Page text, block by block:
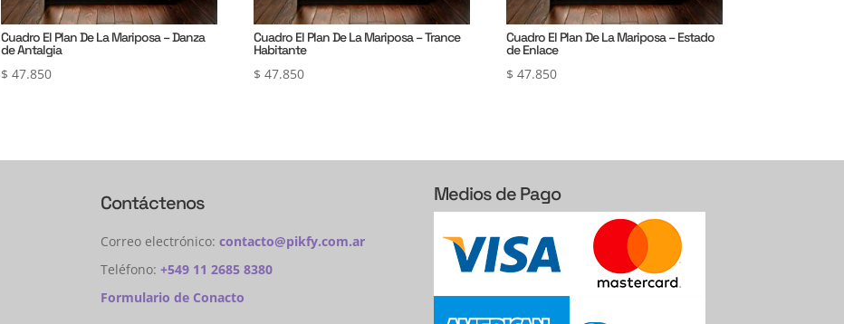
Cuadro El Plan De La Mariposa – Danza
de Antalgia
$ 47.850
Cuadro El Plan De La Mariposa – Trance
Habitante
$ 47.850
Cuadro El Plan De La Mariposa – Estado
de Enlace
$ 47.850
Contáctenos
Correo electrónico: contacto@pikfy.com.ar
Teléfono: +549 11 2685 8380
Formulario de Conacto
Medios de Pago